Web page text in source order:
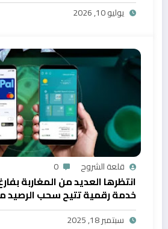
يوليو 10, 2026
قلعة الشروح 0
انتظرها العديد من المغاربة
خدمة رقمية تتيح سحب الرصيد
المغرب
سبتمبر 18, 2025